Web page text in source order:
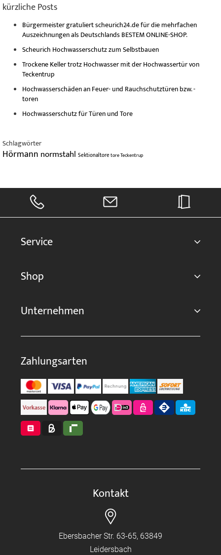
kürzliche Posts
Bürgermeister gratuliert scheurich24.de für die mehrfachen
Auszeichnungen als Deutschlands BESTEM ONLINE-SHOP.
Scheurich Hochwasserschutz zum Selbstbauen
Trockene Keller trotz Hochwasser mit der Hochwassertür von
Teckentrup
Hochwasserschäden an Feuer- und Rauchschutztüren bzw. -
toren
Hochwasserschutz für Türen und Tore
Schlagwörter
Hörmann normstahl SektionaltoretoreTeckentrup
Service
Shop
Unternehmen
Zahlungsarten
Kontakt
Ebersbacher Str. 63-65, 63849
Leidersbach